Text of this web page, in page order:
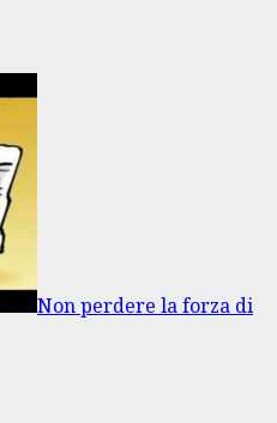
Non perdere la forza di